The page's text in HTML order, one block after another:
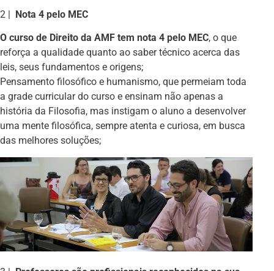
2 | Nota 4 pelo MEC
O curso de Direito da AMF tem nota 4 pelo MEC, o que
reforça a qualidade quanto ao saber técnico acerca das
leis, seus fundamentos e origens;
Pensamento filosófico e humanismo, que permeiam toda
a grade curricular do curso e ensinam não apenas a
história da Filosofia, mas instigam o aluno a desenvolver
uma mente filosófica, sempre atenta e curiosa, em busca
das melhores soluções;